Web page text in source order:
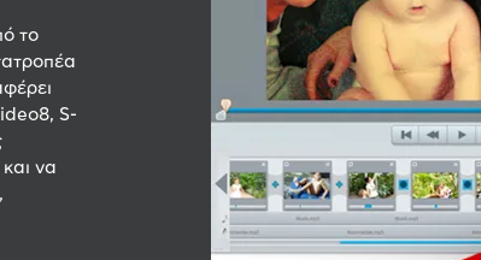
το
S-
να